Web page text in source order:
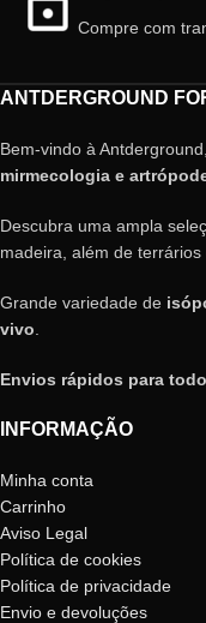
Compre com
ANTDERGROUND
Bem-vindo à
mirmecologia e
Descubra uma ampla
madeira, além de terrários
Grande variedade de
vivo
Envios rápidos para
INFORMAÇÃO
Minha conta
Carrinho
Aviso Legal
Política de cookies
Política de privacidade
Envio e devoluções